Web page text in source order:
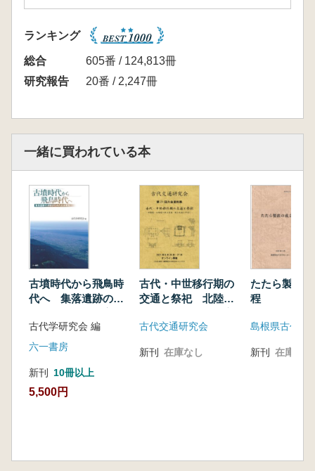
ランキング
総合
605番 / 124,813冊
研究報告
20番 / 2,247冊
一緒に買われている本
古墳時代から飛鳥時
代へ 集落遺跡の分
古代学研究会 編
六一書房
新刊 10冊以上
5,500円
古代・中世移行期の
交通と祭祀 北陸
通・陸上交通を中心
古代交通研究会
新刊 在庫なし
たたら製鉄
程
新刊 在庫なし